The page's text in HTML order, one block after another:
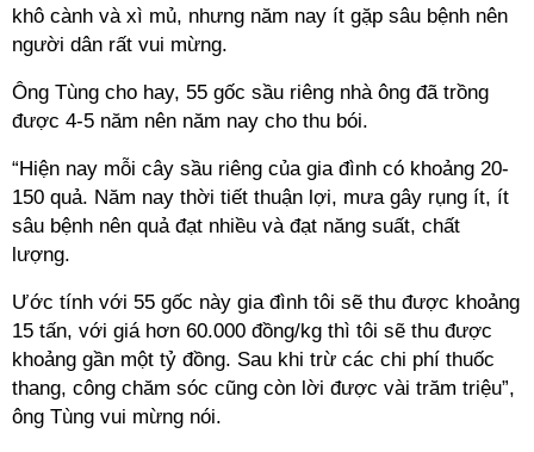
khô cành và xì mủ, nhưng năm nay ít gặp sâu bệnh nên
người dân rất vui mừng.
Ông Tùng cho hay, 55 gốc sầu riêng nhà ông đã trồng
được 4-5 năm nên năm nay cho thu bói.
“Hiện nay mỗi cây sầu riêng của gia đình có khoảng 20-
150 quả. Năm nay thời tiết thuận lợi, mưa gây rụng ít, ít
sâu bệnh nên quả đạt nhiều và đạt năng suất, chất
lượng.
Ước tính với 55 gốc này gia đình tôi sẽ thu được khoảng
15 tấn, với giá hơn 60.000 đồng/kg thì tôi sẽ thu được
khoảng gần một tỷ đồng. Sau khi trừ các chi phí thuốc
thang, công chăm sóc cũng còn lời được vài trăm triệu”,
ông Tùng vui mừng nói.